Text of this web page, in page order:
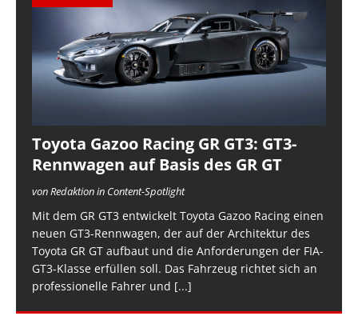
Toyota Gazoo Racing GR GT3: GT3-
Rennwagen auf Basis des GR GT
von Redaktion in Content-Spotlight
Mit dem GR GT3 entwickelt Toyota Gazoo Racing einen
neuen GT3-Rennwagen, der auf der Architektur des
Toyota GR GT aufbaut und die Anforderungen der FIA-
GT3-Klasse erfüllen soll. Das Fahrzeug richtet sich an
professionelle Fahrer und [...]